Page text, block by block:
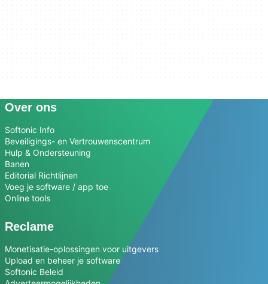
Over ons
Softonic Info
Beveiligings- en Vertrouwenscentrum
Hulp & Ondersteuning
Banen
Editorial Richtlijnen
Voeg je software / app toe
Online tools
Reclame
Monetisatie-oplossingen voor uitgevers
Upload en beheer je software
Softonic Beleid